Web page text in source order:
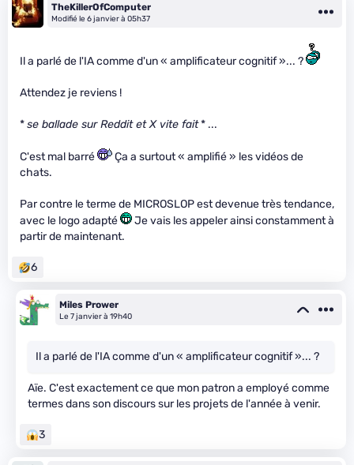
TheKillerOfComputer
Modifié le 6 janvier à 05h37
Il a parlé de l'IA comme d'un « amplificateur cognitif »... ?
Attendez je reviens !
*se ballade sur Reddit et X vite fait* ...
C'est mal barré
Ça a surtout « amplifié » les vidéos de
chats.
Par contre le terme de MICROSLOP est devenue très tendance,
avec le logo adapté
Je vais les appeler ainsi constamment à
partir de maintenant.
6
Miles Prower
Le 7 janvier à 19h40
Il a parlé de l'IA comme d'un « amplificateur cognitif »... ?
Aïe. C'est exactement ce que mon patron a employé comme
termes dans son discours sur les projets de l'année à venir.
3